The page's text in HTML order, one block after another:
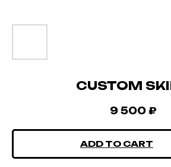
CUSTOM
9 500 ₽
ADD TO CART